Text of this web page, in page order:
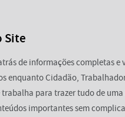
Site
de informações completas e
enquanto Cidadão,
para trazer tudo de
importantes sem